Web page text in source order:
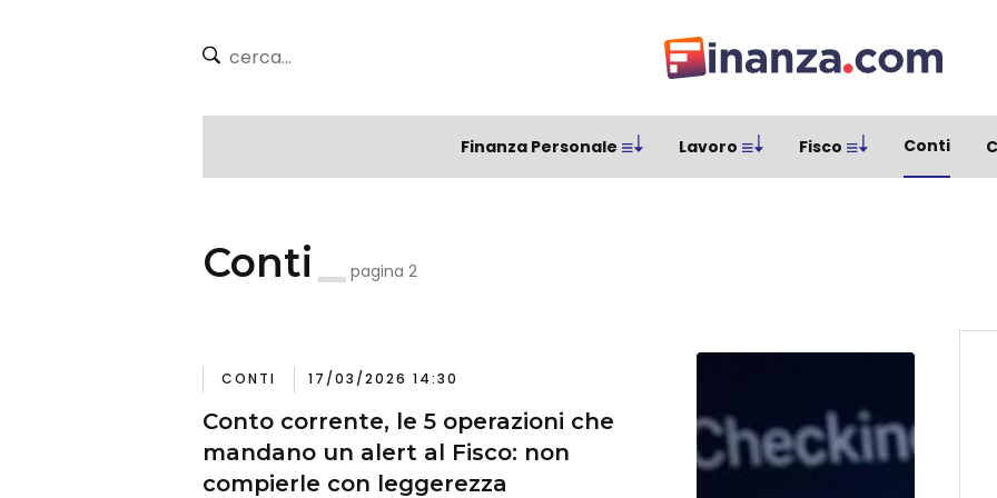
Finanza Personale Lavoro Fisco Conti
Conti pagina 2
CONTI 17/03/2026 14:30
Conto corrente, le 5 operazioni che
mandano un alert al Fisco: non
compierle con leggerezza